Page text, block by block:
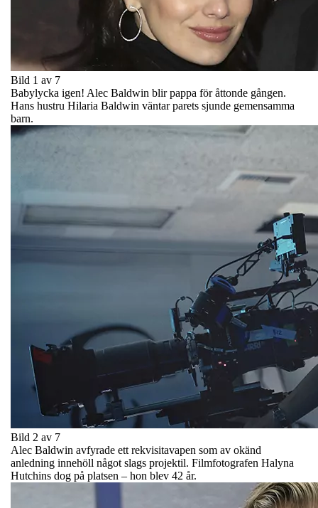
Bild 1 av 7
Babylycka igen! Alec Baldwin blir pappa för åttonde gången.
Hans hustru Hilaria Baldwin väntar parets sjunde gemensamma
barn.
Bild 2 av 7
Alec Baldwin avfyrade ett rekvisitavapen som av okänd
anledning innehöll något slags projektil. Filmfotografen Halyna
Hutchins dog på platsen – hon blev 42 år.